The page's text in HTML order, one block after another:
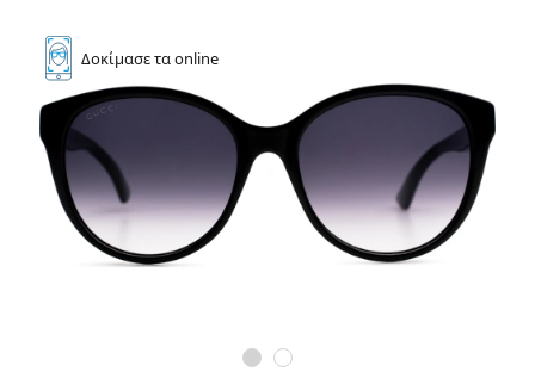
Δοκίμασετα online